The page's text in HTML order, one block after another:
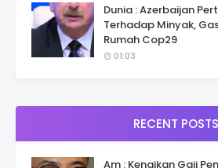
Dunia : Azerbaijan
Terhadap Minyak,
Rumah Cop29
01:03
RECENT POSTS
Am : Kenaikan Gaji